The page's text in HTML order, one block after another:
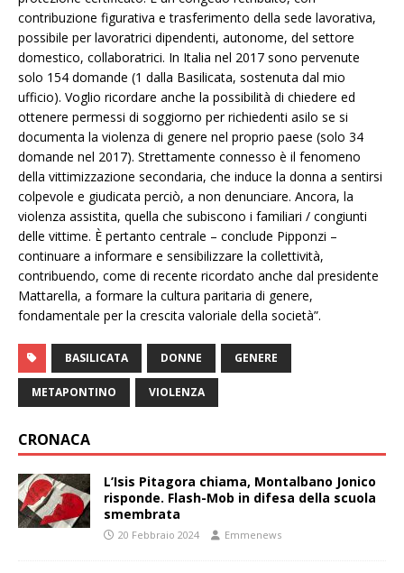
contribuzione figurativa e trasferimento della sede lavorativa,
possibile per lavoratrici dipendenti, autonome, del settore
domestico, collaboratrici. In Italia nel 2017 sono pervenute
solo 154 domande (1 dalla Basilicata, sostenuta dal mio
ufficio). Voglio ricordare anche la possibilità di chiedere ed
ottenere permessi di soggiorno per richiedenti asilo se si
documenta la violenza di genere nel proprio paese (solo 34
domande nel 2017). Strettamente connesso è il fenomeno
della vittimizzazione secondaria, che induce la donna a sentirsi
colpevole e giudicata perciò, a non denunciare. Ancora, la
violenza assistita, quella che subiscono i familiari / congiunti
delle vittime. È pertanto centrale – conclude Pipponzi –
continuare a informare e sensibilizzare la collettività,
contribuendo, come di recente ricordato anche dal presidente
Mattarella, a formare la cultura paritaria di genere,
fondamentale per la crescita valoriale della società”.
BASILICATA DONNE GENERE
METAPONTINO VIOLENZA
CRONACA
L’Isis Pitagora chiama, Montalbano Jonico
risponde. Flash-Mob in difesa della scuola
smembrata
20 Febbraio 2024 Emmenews